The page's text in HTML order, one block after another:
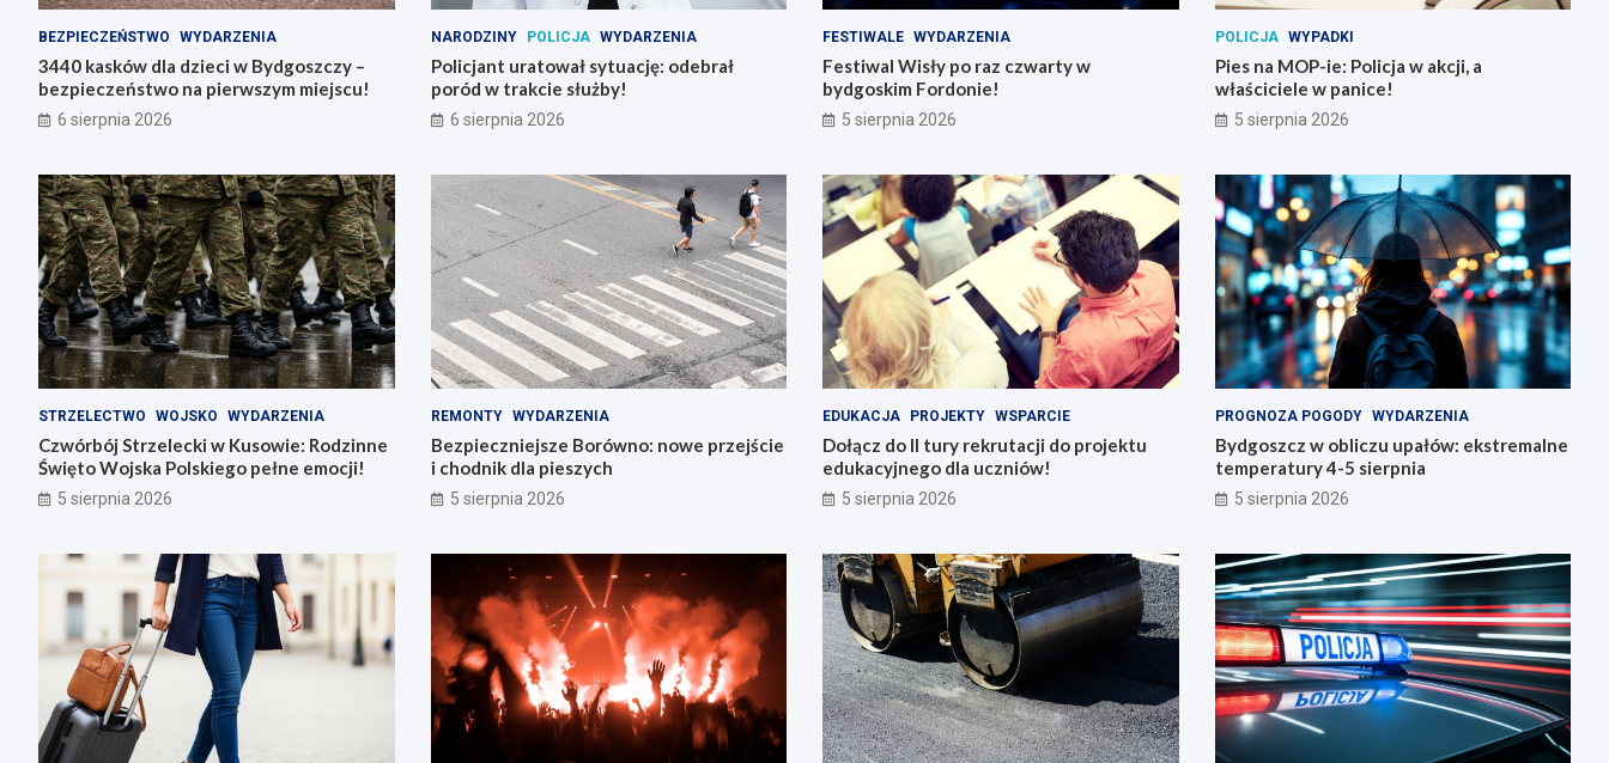
BEZPIECZEŃSTWO WYDARZENIA
3440 kasków dla dzieci w Bydgoszczy –
bezpieczeństwo na pierwszym miejscu!
6 sierpnia 2026
NARODZINY POLICJA WYDARZENIA
Policjant uratował sytuację: odebrał
poród w trakcie służby!
6 sierpnia 2026
FESTIWALE WYDARZENIA
Festiwal Wisły po raz czwarty w
bydgoskim Fordonie!
5 sierpnia 2026
POLICJA WYPADKI
Pies na MOP-ie: Policja w akcji, a
właściciele w panice!
5 sierpnia 2026
STRZELECTWO WOJSKO WYDARZENIA
Czwórbój Strzelecki w Kusowie: Rodzinne
Święto Wojska Polskiego pełne emocji!
5 sierpnia 2026
REMONTY WYDARZENIA
Bezpieczniejsze Borówno: nowe przejście
i chodnik dla pieszych
5 sierpnia 2026
EDUKACJA PROJEKTY WSPARCIE
Dołącz do II tury rekrutacji do projektu
edukacyjnego dla uczniów!
5 sierpnia 2026
PROGNOZA POGODY WYDARZENIA
Bydgoszcz w obliczu upałów: ekstremalne
temperatury 4-5 sierpnia
5 sierpnia 2026